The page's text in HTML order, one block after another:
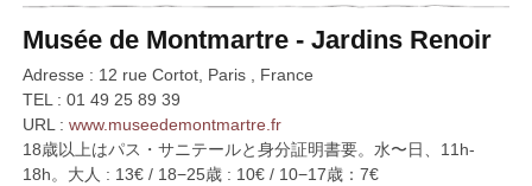
Musée de Montmartre - Jardins Renoir
Adresse : 12 rue Cortot, Paris , France
TEL : 01 49 25 89 39
URL : www.museedemontmartre.fr
18歳以上はパス・サニテールと身分証明書要。水〜日、11h-
18h。大人 : 13€ / 18−25歳 : 10€ / 10−17歳：7€